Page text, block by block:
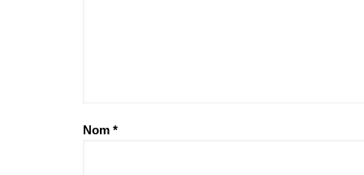
Nom *